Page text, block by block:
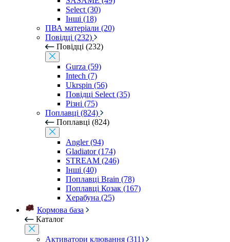
Select (30)
Інші (18)
ПВА матеріали (20)
Повідці (232)
Повідці (232)
Gurza (59)
Intech (7)
Ukrspin (56)
Повідці Select (35)
Різні (75)
Поплавці (824)
Поплавці (824)
Angler (94)
Gladiator (174)
STREAM (246)
Інші (40)
Поплавці Brain (78)
Поплавці Козак (167)
Херабуна (25)
Кормова база
Каталог
Активатори клювання (311)